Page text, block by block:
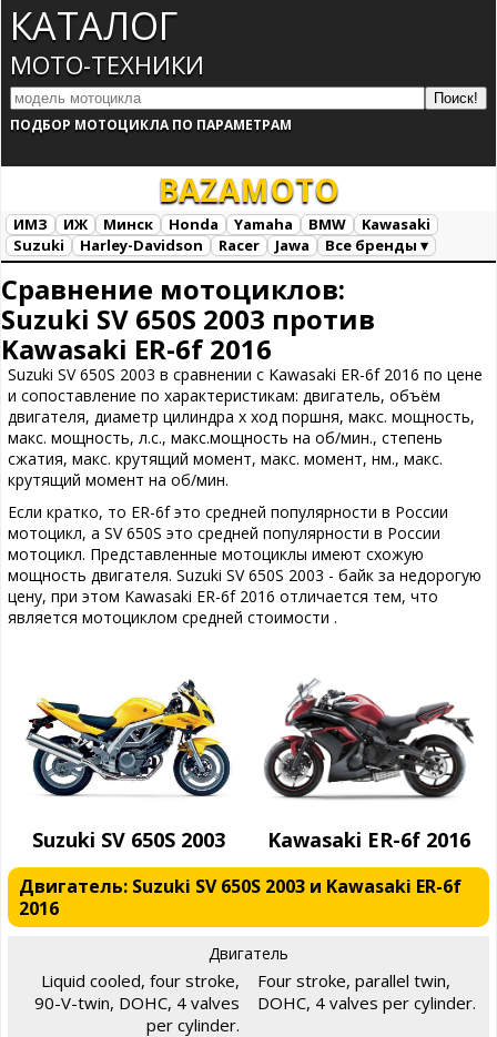
КАТАЛОГ
МОТО-ТЕХНИКИ
ПОДБОР МОТОЦИКЛА ПО ПАРАМЕТРАМ
BAZAMOTO
ИМЗ ИЖ Минск Honda Yamaha BMW
Kawasaki
Suzuki
Harley-Davidson Racer Jawa
Все бренды ▾
Сравнение мотоциклов:
Suzuki SV 650S 2003 против
Kawasaki ER-6f 2016
Suzuki SV 650S 2003 в сравнении с Kawasaki ER-6f 2016 по цене
и сопоставление по характеристикам: двигатель, объём
двигателя, диаметр цилиндра х ход поршня, макс. мощность,
макс. мощность, л.с., макс.мощность на об/мин., степень
сжатия, макс. крутящий момент, макс. момент, нм., макс.
крутящий момент на об/мин.
Если кратко, то ER-6f это средней популярности в России
мотоцикл, а SV 650S это средней популярности в России
мотоцикл. Представленные мотоциклы имеют схожую
мощность двигателя. Suzuki SV 650S 2003 - байк за недорогую
цену, при этом Kawasaki ER-6f 2016 отличается тем, что
является мотоциклом средней стоимости .
Suzuki SV 650S 2003 Kawasaki ER-6f 2016
Двигатель: Suzuki SV 650S 2003 и Kawasaki ER-6f
2016
Двигатель
Liquid cooled, four stroke,
90-V-twin, DOHC, 4 valves
per cylinder.
Four stroke, parallel twin,
DOHC, 4 valves per cylinder.